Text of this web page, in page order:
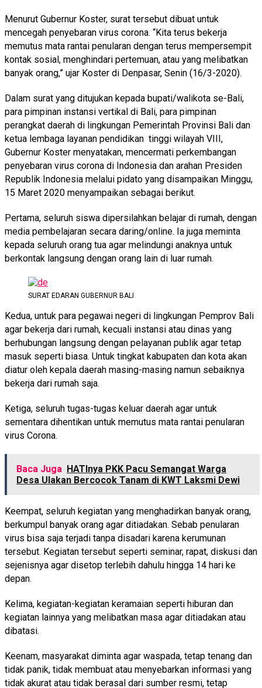
Menurut Gubernur Koster, surat tersebut dibuat untuk
mencegah penyebaran virus corona. “Kita terus bekerja
memutus mata rantai penularan dengan terus mempersempit
kontak sosial, menghindari pertemuan, atau yang melibatkan
banyak orang,” ujar Koster di Denpasar, Senin (16/3-2020).
Dalam surat yang ditujukan kepada bupati/walikota se-Bali,
para pimpinan instansi vertikal di Bali, para pimpinan
perangkat daerah di lingkungan Pemerintah Provinsi Bali dan
ketua lembaga layanan pendidikan tinggi wilayah VIII,
Gubernur Koster menyatakan, mencermati perkembangan
penyebaran virus corona di Indonesia dan arahan Presiden
Republik Indonesia melalui pidato yang disampaikan Minggu,
15 Maret 2020 menyampaikan sebagai berikut.
Pertama, seluruh siswa dipersilahkan belajar di rumah, dengan
media pembelajaran secara daring/online. Ia juga meminta
kepada seluruh orang tua agar melindungi anaknya untuk
berkontak langsung dengan orang lain di luar rumah.
SURAT EDARAN GUBERNUR BALI
Kedua, untuk para pegawai negeri di lingkungan Pemprov Bali
agar bekerja dari rumah, kecuali instansi atau dinas yang
berhubungan langsung dengan pelayanan publik agar tetap
masuk seperti biasa. Untuk tingkat kabupaten dan kota akan
diatur oleh kepala daerah masing-masing namun sebaiknya
bekerja dari rumah saja.
Ketiga, seluruh tugas-tugas keluar daerah agar untuk
sementara dihentikan untuk memutus mata rantai penularan
virus Corona.
Baca Juga HATInya PKK Pacu Semangat Warga
Desa Ulakan Bercocok Tanam di KWT Laksmi Dewi
Keempat, seluruh kegiatan yang menghadirkan banyak orang,
berkumpul banyak orang agar ditiadakan. Sebab penularan
virus bisa saja terjadi tanpa disadari karena kerumunan
tersebut. Kegiatan tersebut seperti seminar, rapat, diskusi dan
sejenisnya agar disetop terlebih dahulu hingga 14 hari ke
depan.
Kelima, kegiatan-kegiatan keramaian seperti hiburan dan
kegiatan lainnya yang melibatkan masa agar ditiadakan atau
dibatasi.
Keenam, masyarakat diminta agar waspada, tetap tenang dan
tidak panik, tidak membuat atau menyebarkan informasi yang
tidak akurat atau tidak berasal dari sumber resmi, tetap